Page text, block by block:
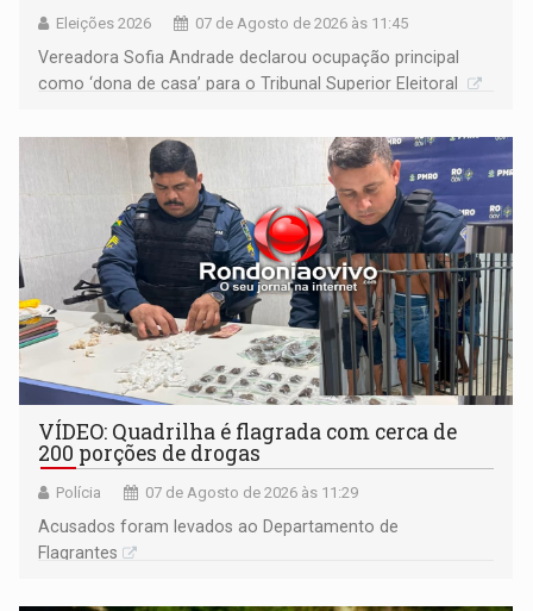
Eleições 2026 07 de Agosto de 2026 às 11:45
Vereadora Sofia Andrade declarou ocupação principal
como ‘dona de casa’ para o Tribunal Superior Eleitoral
VÍDEO: Quadrilha é flagrada com cerca de
200 porções de drogas
Polícia 07 de Agosto de 2026 às 11:29
Acusados foram levados ao Departamento de
Flagrantes